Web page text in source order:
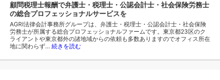
顧問税理士報酬で弁護士・税理士・公認会計士・社会保険労務士
の総合プロフェッショナルサービスを
AGRI法律会計事務所グループは、弁護士・税理士・公認会計士・社会保険
労務士が所属する総合プロフェッショナルファームです。東京都23区のク
ライアントや東京都外の諸地域からの依頼も多数ありますのでオフィス所在
地に関わらず… 続きを読む